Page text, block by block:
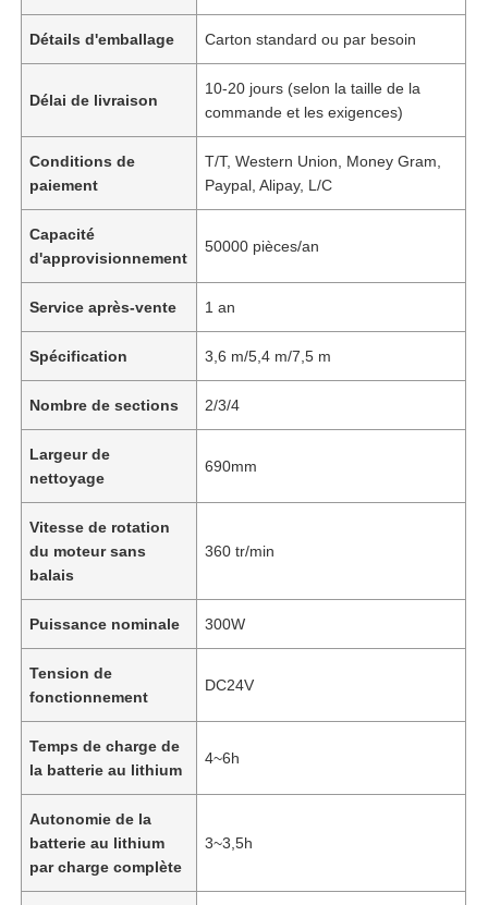
Détails d'emballage Carton standard ou par besoin
Délai de livraison
10-20 jours (selon la taille de la
commande et les exigences)
Conditions de
paiement
T/T, Western Union, Money Gram,
Paypal, Alipay, L/C
Capacité
d'approvisionnement
50000 pièces/an
Service après-vente 1 an
Spécification 3,6 m/5,4 m/7,5 m
Nombre de sections 2/3/4
Largeur de
nettoyage
690mm
Vitesse de rotation
du moteur sans
balais
360 tr/min
Puissance nominale 300W
Tension de
fonctionnement
DC24V
Temps de charge de
la batterie au lithium
4~6h
Autonomie de la
batterie au lithium
par charge complète
3~3,5h